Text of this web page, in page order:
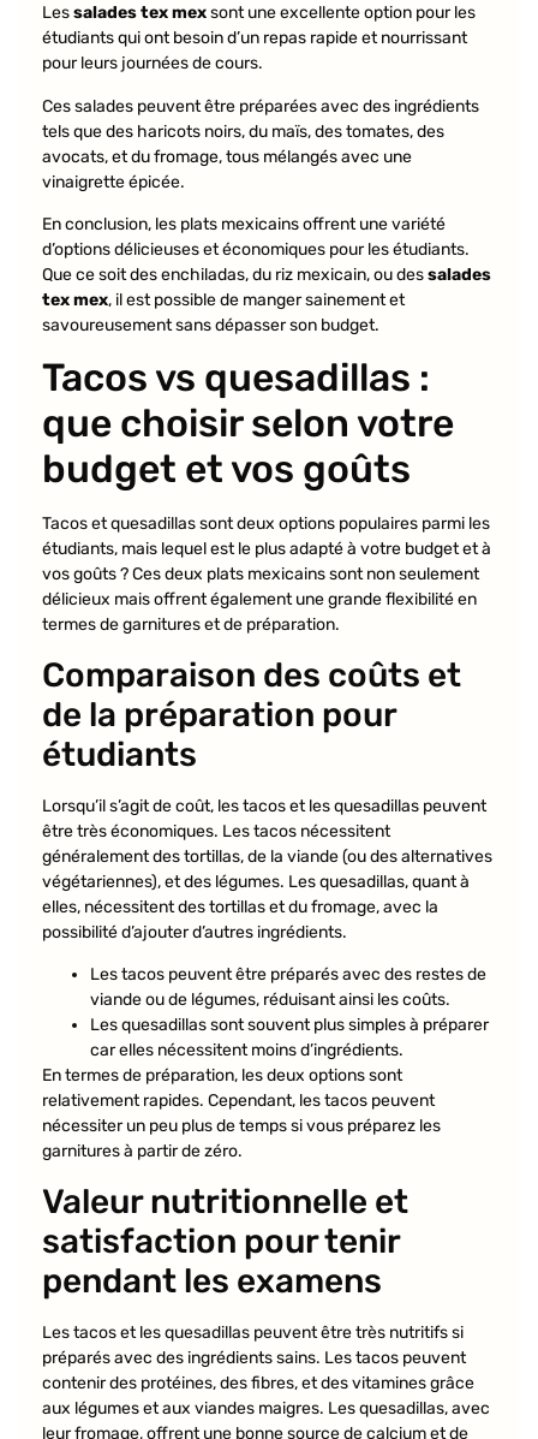
Lessalades tex mexsont une excellente option pour les
étudiants qui ont besoin d’un repas rapide et nourrissant
pour leurs journées de cours.
Ces salades peuvent être préparées avec des ingrédients
tels que des haricots noirs, du maïs, des tomates, des
avocats, et du fromage, tous mélangés avec une
vinaigrette épicée.
En conclusion, les plats mexicains offrent une variété
d’options délicieuses et économiques pour les étudiants.
Que ce soit des enchiladas, du riz mexicain, ou dessalades
tex mex, il est possible de manger sainement et
savoureusement sans dépasser son budget.
Tacos vs quesadillas :
que choisir selon votre
budget et vos goûts
Tacos et quesadillas sont deux options populaires parmi les
étudiants, mais lequel est le plus adapté à votre budget et à
vos goûts ? Ces deux plats mexicains sont non seulement
délicieux mais offrent également une grande flexibilité en
termes de garnitures et de préparation.
Comparaison des coûts et
de la préparation pour
étudiants
Lorsqu’il s’agit de coût, les tacos et les quesadillas peuvent
être très économiques. Les tacos nécessitent
généralement des tortillas, de la viande (ou des alternatives
végétariennes), et des légumes. Les quesadillas, quant à
elles, nécessitent des tortillas et du fromage, avec la
possibilité d’ajouter d’autres ingrédients.
Les tacos peuvent être préparés avec des restes de
viande ou de légumes, réduisant ainsi les coûts.
Les quesadillas sont souvent plus simples à préparer
car elles nécessitent moins d’ingrédients.
En termes de préparation, les deux options sont
relativement rapides. Cependant, les tacos peuvent
nécessiter un peu plus de temps si vous préparez les
garnitures à partir de zéro.
Valeur nutritionnelle et
satisfaction pour tenir
pendant les examens
Les tacos et les quesadillas peuvent être très nutritifs si
préparés avec des ingrédients sains. Les tacos peuvent
contenir des protéines, des fibres, et des vitamines grâce
aux légumes et aux viandes maigres. Les quesadillas, avec
leur fromage, offrent une bonne source de calcium et de